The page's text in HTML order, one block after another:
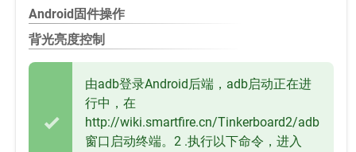
Android固件操作
背光亮度控制
由adb登录Android后端，adb启动正在进
行中，在
http://wiki.smartfire.cn/Tinkerboard2/adb
窗口启动终端。2 .执行以下命令，进入